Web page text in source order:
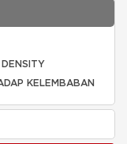
KELEMBABAN